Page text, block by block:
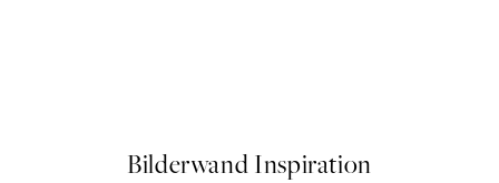
Bilderwand Inspiration